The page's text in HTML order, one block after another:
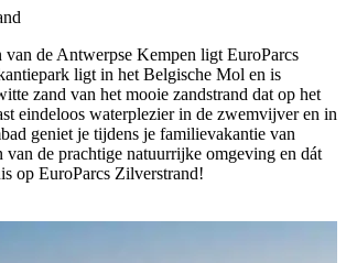
de Antwerpse Kempen ligt EuroParcs
ligt in het Belgische Mol en is
zand van het mooie zandstrand dat op het
eindeloos waterplezier in de zwemvijver en in
geniet je tijdens je familievakantie van
van de prachtige natuurrijke omgeving en dát
op EuroParcs Zilverstrand!